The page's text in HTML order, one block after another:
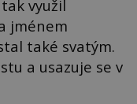
využil
jménem
také svatým.
a usazuje se v